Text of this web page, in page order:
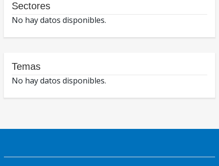
Sectores
No hay datos disponibles.
Temas
No hay datos disponibles.